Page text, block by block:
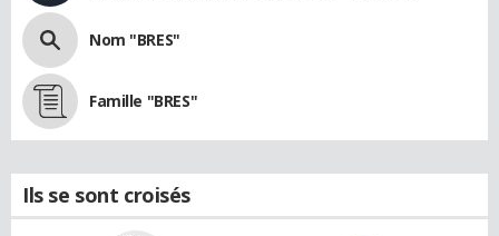
Nom "BRES"
Famille "BRES"
Ils se sont croisés